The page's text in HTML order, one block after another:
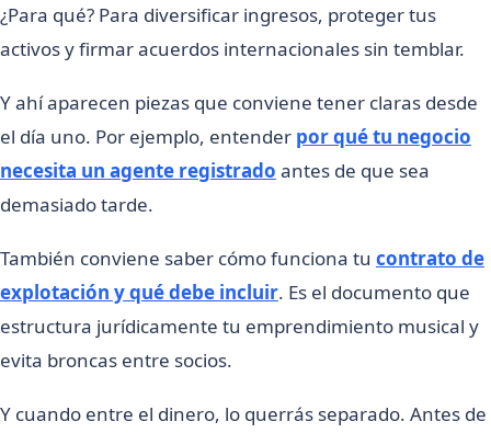
¿Para qué? Para diversificar ingresos, proteger tus
activos y firmar acuerdos internacionales sin temblar.
Y ahí aparecen piezas que conviene tener claras desde
el día uno. Por ejemplo, entender por qué tu negocio
necesita un agente registrado antes de que sea
demasiado tarde.
También conviene saber cómo funciona tu contrato de
explotación y qué debe incluir. Es el documento que
estructura jurídicamente tu emprendimiento musical y
evita broncas entre socios.
Y cuando entre el dinero, lo querrás separado. Antes de